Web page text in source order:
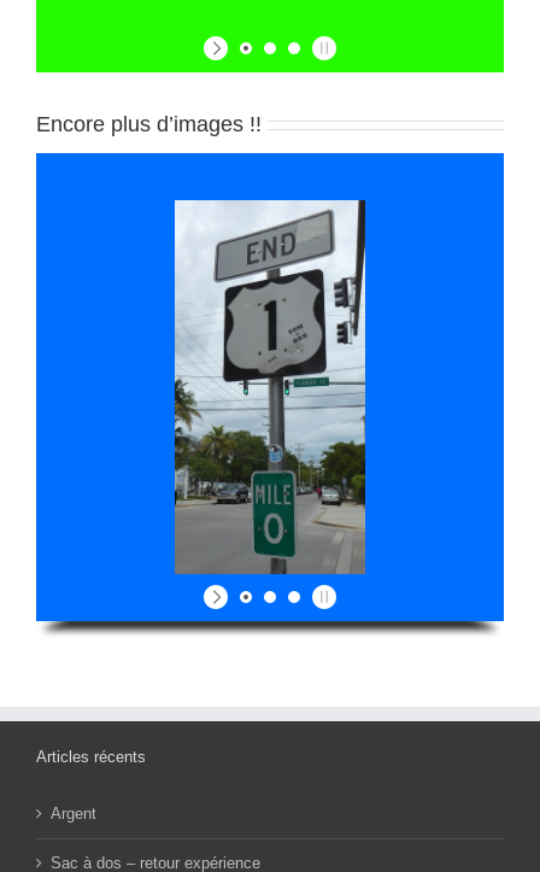
Encore plus d’images !!
Articles récents
Argent
Sac à dos – retour expérience